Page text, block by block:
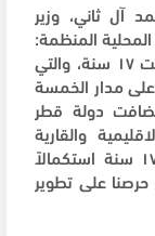
آل ثاني، وزير
المنظمة:
"يسعدنا إطلاق شعار بطولة كأس العالم تحت ١٧ سنة، والتي
مدار الخمسة
دولة قطر
والقارية
والعالمية، وتأتي بطولة كأس العالم تحت ١٧ سنة استكمالاً
على تطوير